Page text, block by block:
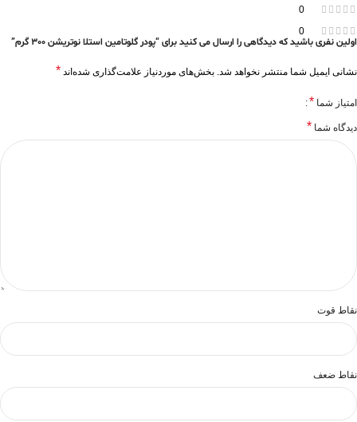
0
0
اولین نفری باشید که دیدگاهی را ارسال می کنید برای “پودر گلوتامین استلا نوتریشن 300 گرم”
نشانی ایمیل شما منتشر نخواهد شد. بخش‌های موردنیاز علامت‌گذاری شده‌اند *
امتیاز شما *
دیدگاه شما *
نقاط قوت
نقاط ضعف